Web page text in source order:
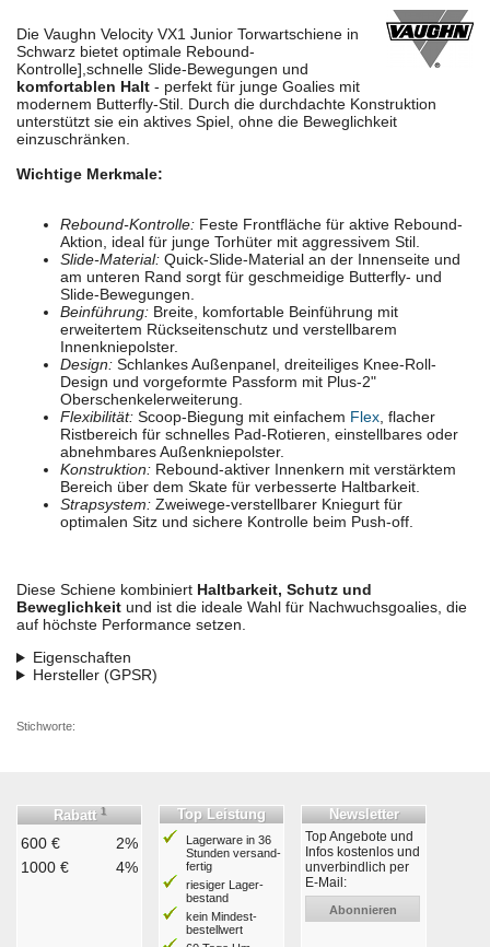
Die Vaughn Velocity VX1 Junior Torwartschiene in
Schwarz bietet optimale Rebound-
Kontrolle],schnelle Slide-Bewegungen und
komfortablen Halt - perfekt für junge Goalies mit
modernem Butterfly-Stil. Durch die durchdachte Konstruktion
unterstützt sie ein aktives Spiel, ohne die Beweglichkeit
einzuschränken.
Wichtige Merkmale:
Rebound-Kontrolle: Feste Frontfläche für aktive Rebound-
Aktion, ideal für junge Torhüter mit aggressivem Stil.
Slide-Material: Quick-Slide-Material an der Innenseite und
am unteren Rand sorgt für geschmeidige Butterfly- und
Slide-Bewegungen.
Beinführung: Breite, komfortable Beinführung mit
erweitertem Rückseitenschutz und verstellbarem
Innenkniepolster.
Design: Schlankes Außenpanel, dreiteiliges Knee-Roll-
Design und vorgeformte Passform mit Plus-2"
Oberschenkelerweiterung.
Flexibilität: Scoop-Biegung mit einfachem Flex , flacher
Ristbereich für schnelles Pad-Rotieren, einstellbares oder
abnehmbares Außenkniepolster.
Konstruktion: Rebound-aktiver Innenkern mit verstärktem
Bereich über dem Skate für verbesserte Haltbarkeit.
Strapsystem: Zweiwege-verstellbarer Kniegurt für
optimalen Sitz und sichere Kontrolle beim Push-off.
Diese Schiene kombiniert Haltbarkeit, Schutz und
Beweglichkeit und ist die ideale Wahl für Nachwuchsgoalies, die
auf höchste Performance setzen.
Eigenschaften
Hersteller (GPSR)
Stichworte:
Rabatt 1
600 €
2%
1000 €
4%
Top Leistung
Lagerware in 36
Stunden ver­sand­
fertig
riesiger Lager­
bestand
kein Mindest­
bestell­wert
Newsletter
Top Angebote und
Infos kostenlos und
unverbindlich per
E-Mail:
Abonnieren